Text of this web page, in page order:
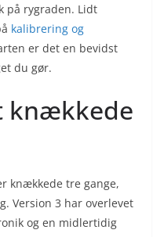
på rygraden. Lidt
kalibrering og
er det en bevidst
du gør.
knækkede
knækkede tre gange,
Version 3 har overlevet
og en midlertidig